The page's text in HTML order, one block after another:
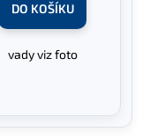
DO KOŠÍKU
vady viz foto